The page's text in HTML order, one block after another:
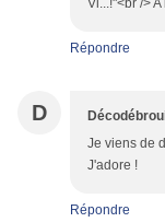
Vi...!"<br />
Répondre
D
Je viens de
J'adore !
Répondre